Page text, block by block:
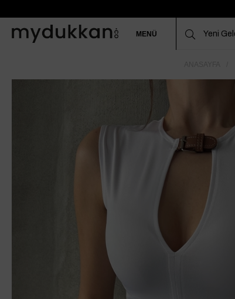
MENÜ